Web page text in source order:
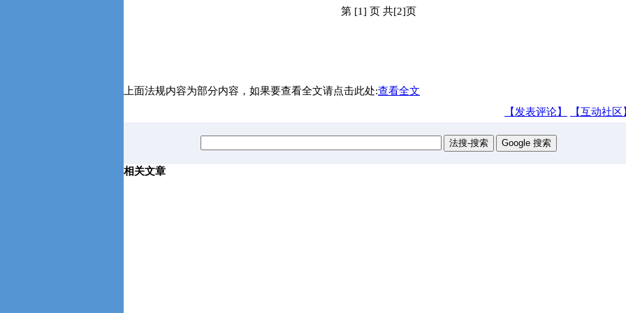
第 [1] 页 共[2]页
上面法规内容为部分内容，如果要查看全文请点击此处:查看全文
【发表评论】
【互动社区
相关文章